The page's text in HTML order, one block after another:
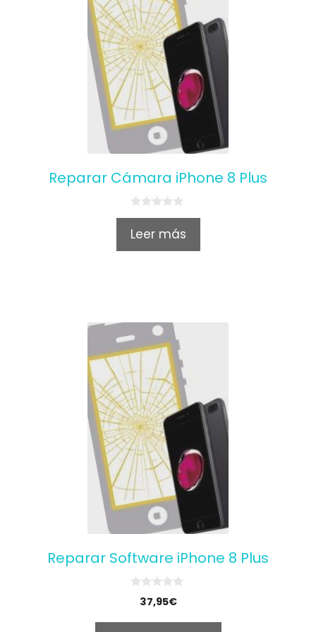
Reparar Cámara iPhone 8 Plus
0
u
Leer más
Reparar Software iPhone 8 Plus
37,95€